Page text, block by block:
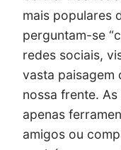
mais populares
perguntam-se
redes sociais,
vasta paisagem
nossa frente.
apenas
amigos ou